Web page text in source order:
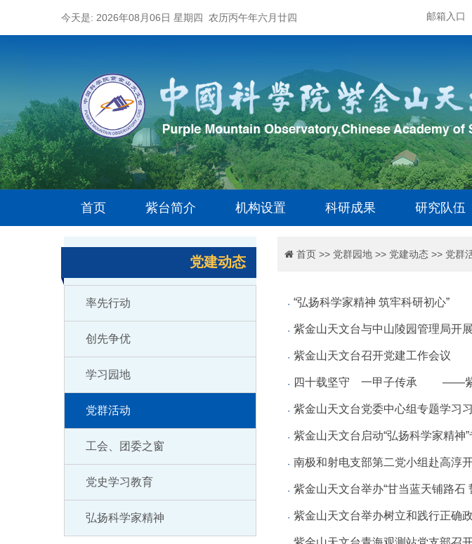
今天是: 2026年08月06日 星期四 农历丙午年六月廿四 邮箱入口
首页 紫台简介 机构设置 科研成果 研究队伍
党建动态
率先行动
创先争优
学习园地
党群活动
工会、团委之窗
党史学习教育
弘扬科学家精神
首页>> 党群园地>> 党建动态>> 党群
“弘扬科学家精神 筑牢科研初心”
紫金山天文台与中山陵园管理局开
紫金山天文台召开党建工作会
四十载坚守 一甲子传承 ——紫
紫金山天文台党委中心组专题学习
紫金山天文台启动“弘扬科学家精神
南极和射电支部第二党小组赴高淳
紫金山天文台举办“甘当蓝天铺路石
紫金山天文台举办树立和践行正确